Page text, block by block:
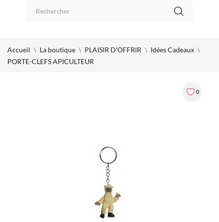
Accueil La boutique PLAISIR D'OFFRIR
Idées Cadeaux
PORTE-CLEFS APICULTEUR
0